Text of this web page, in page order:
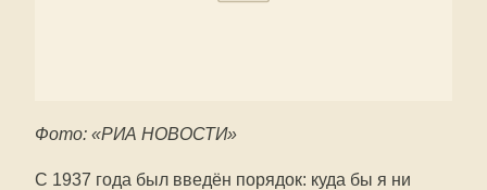
Фото: «РИА НОВОСТИ»
С 1937 года был введён порядок: куда бы я ни